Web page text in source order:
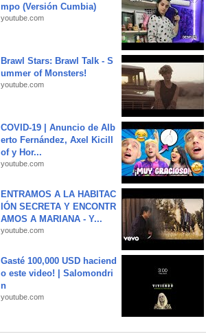
mpo (Versión Cumbia)
youtube.com
Brawl Stars: Brawl Talk - S
ummer of Monsters!
youtube.com
COVID-19 | Anuncio de Alb
erto Fernández, Axel Kicill
of y Hor...
youtube.com
ENTRAMOS A LA HABITAC
IÓN SECRETA Y ENCONTR
AMOS A MARIANA - Y...
youtube.com
Gasté 100,000 USD haciend
o este video! | Salomondri
n
youtube.com